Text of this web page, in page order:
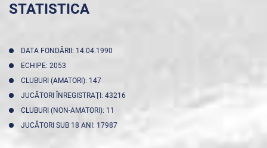
STATISTICA
DATA FONDĂRII: 14.04.1990
ECHIPE: 2053
CLUBURI (AMATORI): 147
JUCĂTORI ÎNREGISTRAŢI: 43216
CLUBURI (NON-AMATORI): 11
JUCĂTORI SUB 18 ANI: 17987